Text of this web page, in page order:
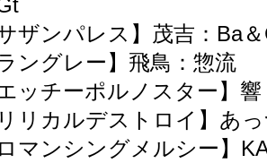
ザンパレス】茂吉：Ba
ングレー】飛鳥：惣流
ッチーポルノスター】
リカルデストロイ】あ
マンシングメルシー】